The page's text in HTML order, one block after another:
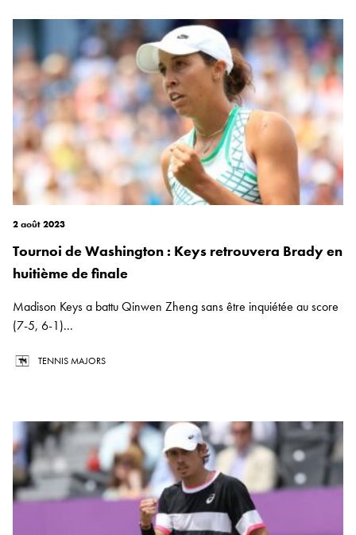
2 août 2023
Tournoi de Washington : Keys retrouvera Brady en
huitième de finale
Madison Keys a battu Qinwen Zheng sans être inquiétée au score
(7-5, 6-1)...
TENNIS MAJORS